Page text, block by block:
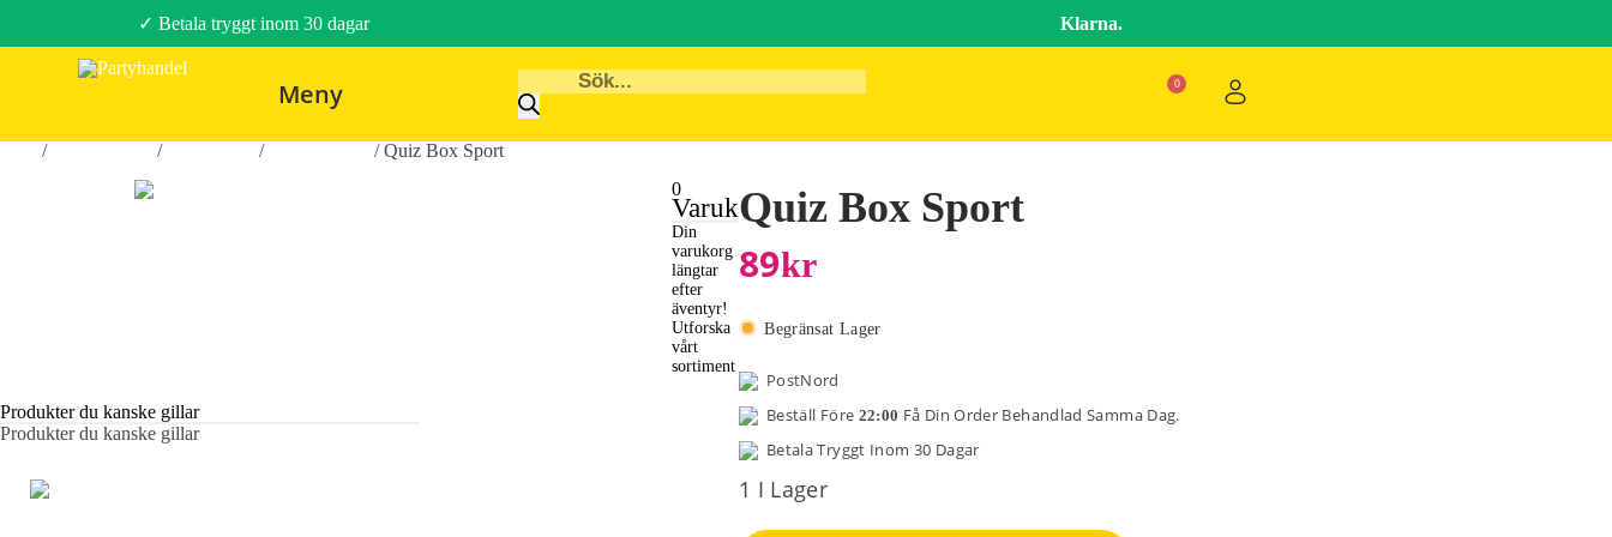
✓ Betala tryggt inom 30 dagar Klarna.
Meny
/ / / / Quiz Box Sport
Quiz Box Sport
89Kr
Begränsat Lager
PostNord
Beställ Före 22:00 Få Din Order Behandlad Samma Dag.
Betala Tryggt Inom 30 Dagar
1 I Lager
0
Varukorg
Din
varukorg
längtar
efter
äventyr!
Utforska
vårt
sortiment
Produkter du kanske gillar
Produkter du kanske gillar